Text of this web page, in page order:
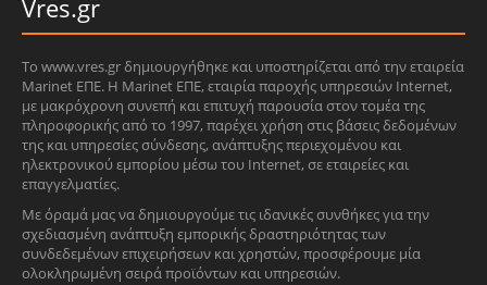
Vres.gr
Το www.vres.gr δημιουργήθηκε και υποστηρίζεται από την εταιρεία
Marinet ΕΠΕ. Η Marinet ΕΠΕ, εταιρία παροχής υπηρεσιών Internet,
με μακρόχρονη συνεπή και επιτυχή παρουσία στον τομέα της
πληροφορικής από το 1997, παρέχει χρήση στις βάσεις δεδομένων
της και υπηρεσίες σύνδεσης, ανάπτυξης περιεχομένου και
ηλεκτρονικού εμπορίου μέσω του Internet, σε εταιρείες και
επαγγελματίες.
Με όραμά μας να δημιουργούμε τις ιδανικές συνθήκες για την
σχεδιασμένη ανάπτυξη εμπορικής δραστηριότητας των
συνδεδεμένων επιχειρήσεων και χρηστών, προσφέρουμε μία
ολοκληρωμένη σειρά προϊόντων και υπηρεσιών.